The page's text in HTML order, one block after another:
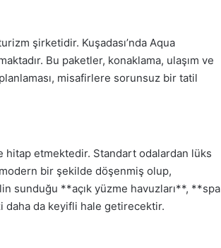
şirketidir. Kuşadası’nda Aqua
Bu paketler, konaklama, ulaşım ve
misafirlere sorunsuz bir tatil
hitap etmektedir. Standart odalardan lüks
bir şekilde döşenmiş olup,
sunduğu **açık yüzme havuzları**, **spa
da keyifli hale getirecektir.